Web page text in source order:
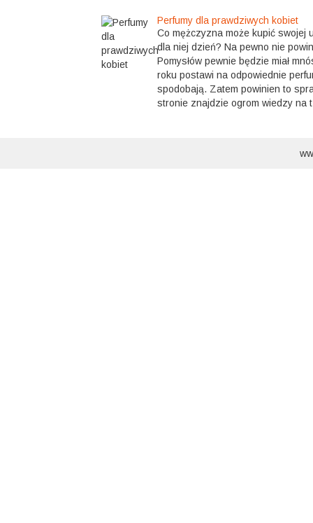
Perfumy dla prawdziwych kobiet
Co mężczyzna może kupić swojej
dla niej dzień? Na pewno nie
Pomysłów pewnie będzie miał
roku postawi na odpowiednie
spodobają. Zatem powinien to
stronie znajdzie ogrom wiedzy na